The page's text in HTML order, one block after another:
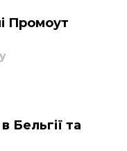
Промоут
Бельгії та